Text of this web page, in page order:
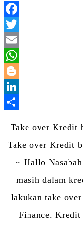
Take over Kredit
Take over Kredit
~ Hallo
masih dalam
lakukan take
Finance. Kredit